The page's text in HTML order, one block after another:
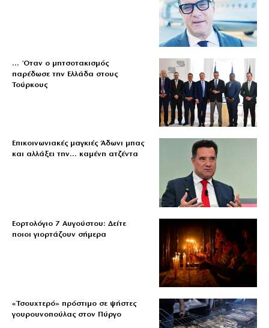
… Όταν ο μητσοτακισμός
παρέδωσε την Ελλάδα στους
Τούρκους
Επικοινωνιακές μαγκιές Άδωνι μπας
και αλλάξει την… καμένη ατζέντα
Εορτολόγιο 7 Αυγούστου: Δείτε
ποιοι γιορτάζουν σήμερα
«Τσουχτερό» πρόστιμο σε ψήστες
γουρουνοπούλας στον Πύργο